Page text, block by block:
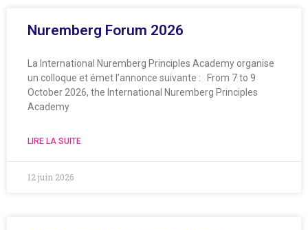
Nuremberg Forum 2026
La International Nuremberg Principles Academy organise
un colloque et émet l’annonce suivante : From 7 to 9
October 2026, the International Nuremberg Principles
Academy
LIRE LA SUITE
12 juin 2026